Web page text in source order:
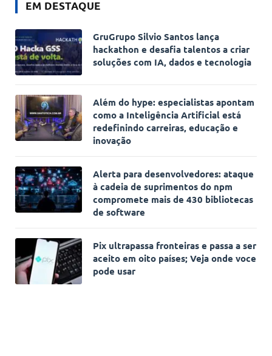
EM DESTAQUE
GruGrupo Silvio Santos lança
hackathon e desafia talentos a criar
soluções com IA, dados e tecnologia
Além do hype: especialistas apontam
como a Inteligência Artificial está
redefinindo carreiras, educação e
inovação
Alerta para desenvolvedores: ataque
à cadeia de suprimentos do npm
compromete mais de 430 bibliotecas
de software
Pix ultrapassa fronteiras e passa a ser
aceito em oito países; Veja onde voce
pode usar